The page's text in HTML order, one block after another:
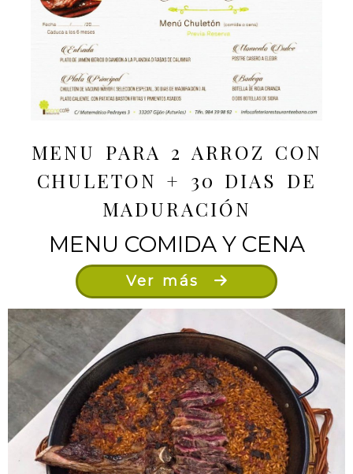
MENU PARA 2 ARROZ CON
CHULETON + 30 DIAS DE
MADURACIÓN
MENU COMIDA Y CENA
Ver más